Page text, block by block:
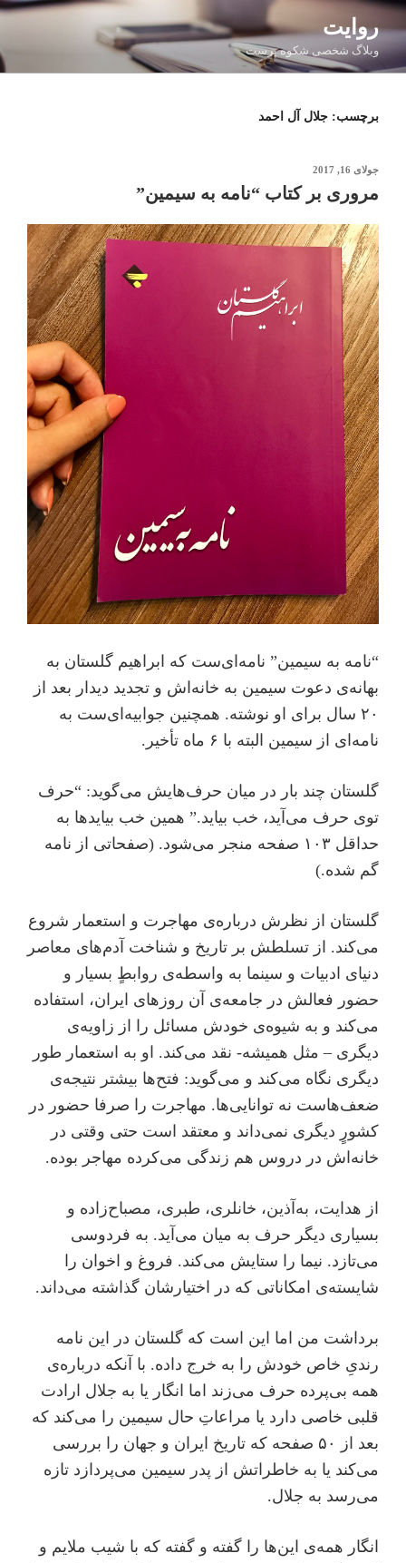
رفتن
به
محتوا
روایت
وبلاگ شخصی شکوه پرست
برچسب: جلال آل احمد
نوشته‌شده
جولای 16, 2017
مروری بر کتاب “نامه به سیمین”
“نامه به سیمین” نامه‌ای‌ست که ابراهیم گلستان به
بهانه‌ی دعوت سیمین به خانه‌اش و تجدید دیدار بعد از
۲۰ سال برای او نوشته. همچنین جوابیه‌ای‌ست به
نامه‌ای از سیمین البته با ۶ ماه تأخیر.
گلستان چند بار در میان حرف‌هایش می‌گوید: “حرف
توی حرف می‌آید، خب بیاید.” همین خب بیایدها به
حداقل ۱۰۳ صفحه منجر می‌شود. (‌صفحاتی از نامه
گم شده.)
گلستان از نظرش درباره‌ی مهاجرت و استعمار شروع
می‌کند. از تسلطش بر تاریخ و شناخت آدم‌های معاصر
دنیای ادبیات و سینما به واسطه‌ی روابطٍ بسیار و
حضور فعالش در جامعه‌ی آن روزهای ایران، استفاده
می‌کند و به شیوه‌ی خودش مسائل را از زاویه‌ی
دیگری – مثل همیشه- نقد می‌کند. او به استعمار طور
دیگری نگاه می‌کند و می‌گوید: فتح‌ها بیشتر نتیجه‌ی
ضعف‌هاست نه توانایی‌ها. مهاجرت را صرفا حضور در
کشورٍ دیگری نمی‌داند و معتقد است حتی وقتی در
خانه‌اش در دروس هم زندگی می‌کرده مهاجر بوده.
از هدایت، به‌آذین، خانلری، طبری،‌ مصباح‌زاده و
بسیاری دیگر حرف به میان می‌آید. به فردوسی
می‌تازد. نیما را ستایش می‌کند. فروغ و اخوان را
شایسته‌ی امکاناتی که در اختیارشان گذاشته می‌داند.
برداشت من اما این است که گلستان در این نامه
رندیِ خاص خودش را به خرج داده. با آنکه درباره‌‌ی
همه بی‌پرده حرف می‌زند اما انگار یا به جلال ارادت
قلبی خاصی دارد یا مراعاتِ حال سیمین را می‌کند که
بعد از ۵۰ صفحه که تاریخ ایران و جهان را بررسی
می‌کند یا به خاطراتش از پدر سیمین می‌پردازد تازه
می‌رسد به جلال.
انگار همه‌ی این‌ها را گفته و گفته که با شیب ملایم و